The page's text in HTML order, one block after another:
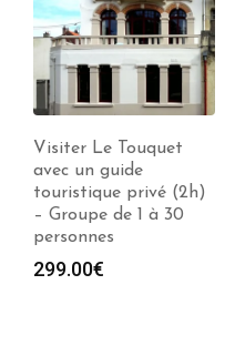
Visiter Le Touquet
avec un guide
touristique privé (2h)
– Groupe de 1 à 30
personnes
299.00€